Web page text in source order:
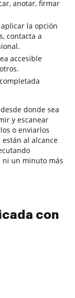
anotar, firmar
la opción
contacta a
accesible
donde sea
y escanear
o enviarlos
están al alcance
ni un minuto más
con